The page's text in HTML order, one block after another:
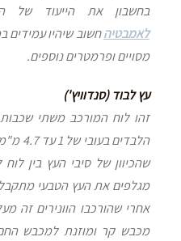
בחשבון את הייעוד של
לאמבטיהחשוב שיהיו עמידים
מסויים ופרמטרים נוספים.
עץ לבוד (סנדוויץ')
זהו לוח המורכב משתי
שהכיוון של סיבי העץ בין
מגלפים את העץ הטבעי
אחרי שהורכבו הוונירים זה
מכבש קר ומוזנת למכבש